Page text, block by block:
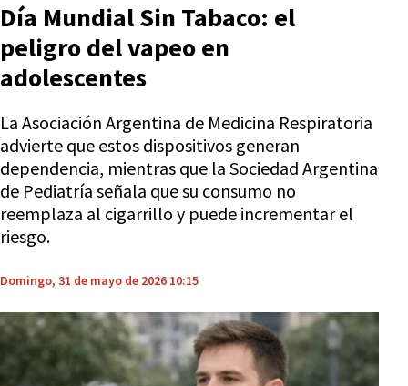
Día Mundial Sin Tabaco: el
peligro del vapeo en
adolescentes
La Asociación Argentina de Medicina Respiratoria
advierte que estos dispositivos generan
dependencia, mientras que la Sociedad Argentina
de Pediatría señala que su consumo no
reemplaza al cigarrillo y puede incrementar el
riesgo.
Domingo, 31 de mayo de 2026 10:15